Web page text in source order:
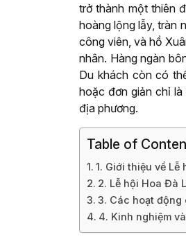
trở thành một thiên
hoàng lộng lẫy, tràn
công viên, và hồ
nhân. Hàng ngàn
Du khách còn có
hoặc đơn giản chỉ
địa phương.
Table of
1. Giới thiệu về Lễ
2. Lễ hội Hoa Đà
3. Các hoạt
4. Kinh nghiệm